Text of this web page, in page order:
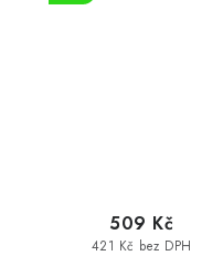
421 Kč bez DPH
509 Kč